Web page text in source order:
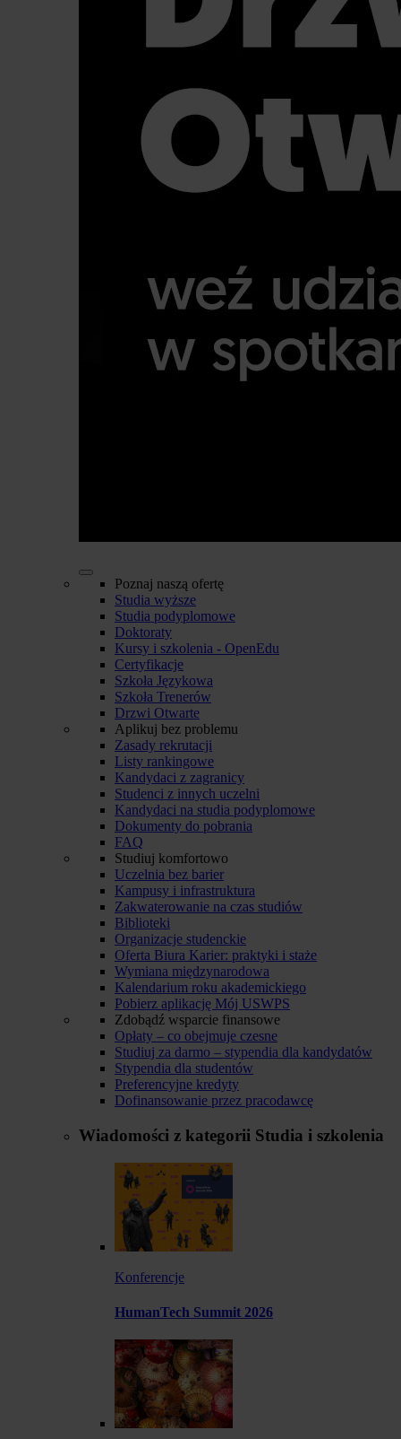
Poznaj naszą ofertę
Studia wyższe
Studia podyplomowe
Doktoraty
Kursy i szkolenia - OpenEdu
Certyfikacje
Szkoła Językowa
Szkoła Trenerów
Drzwi Otwarte
Aplikuj bez problemu
Zasady rekrutacji
Listy rankingowe
Kandydaci z zagranicy
Studenci z innych uczelni
Kandydaci na studia podyplomowe
Dokumenty do pobrania
FAQ
Studiuj komfortowo
Uczelnia bez barier
Kampusy i infrastruktura
Zakwaterowanie na czas studiów
Biblioteki
Organizacje studenckie
Oferta Biura Karier: praktyki i staże
Wymiana międzynarodowa
Kalendarium roku akademickiego
Pobierz aplikację Mój USWPS
Zdobądź wsparcie finansowe
Opłaty – co obejmuje czesne
Studiuj za darmo – stypendia dla kandydatów
Stypendia dla studentów
Preferencyjne kredyty
Dofinansowanie przez pracodawcę
Wiadomości z kategorii Studia i szkolenia
Konferencje
HumanTech Summit 2026